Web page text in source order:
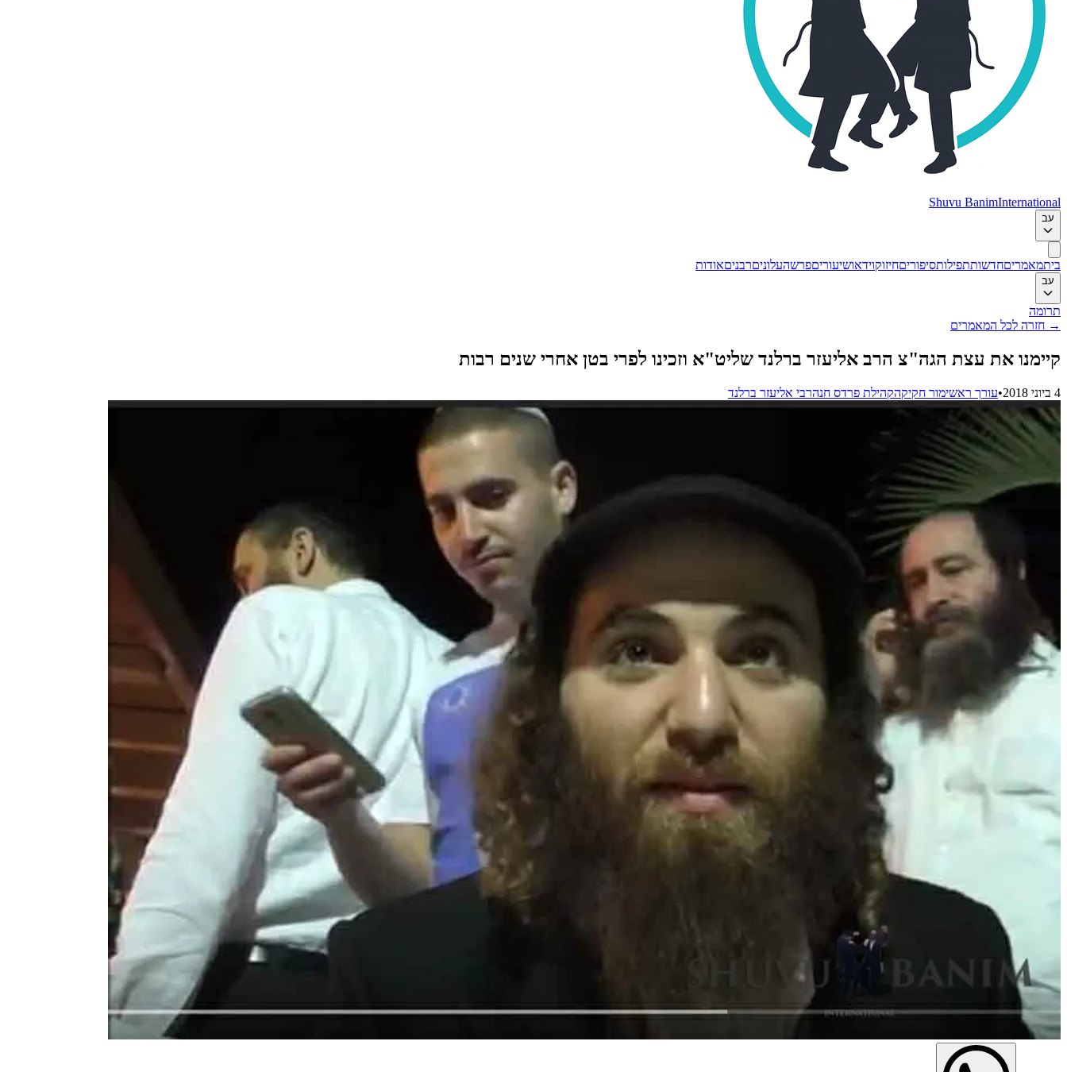
Shuvu BanimInternational
עב
ביתמאמריםחדשותתפילותסיפוריםחיזוקוידאושיעוריםפרשהעלוניםרבניםאודות
עב
תרומה
→ חזרה לכל המאמרים
קיימנו את עצת הגה"צ הרב אליעזר ברלנד שליט"א וזכינו לפרי בטן אחרי שנים רבות
4 ביוני 2018 •עורך ראשימור חקיקהקהילת פרדס חנהרבי אליעזר ברלנד